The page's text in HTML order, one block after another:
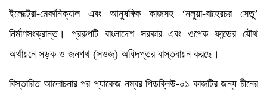
ইলেক্ট্রো-মেকানিক্যাল এবং আনুষঙ্গিক কাজসহ ‘নলুয়া-বাহেরচর সেতু’
নির্মাণসংক্রান্ত। প্রকল্পটি বাংলাদেশ সরকার এবং ওপেক ফান্ডের যৌথ
অর্থায়নে সড়ক ও জনপথ (সওজ) অধিদপ্তর বাস্তবায়ন করছে।
বিস্তারিত আলোচনার পর প্যাকেজ নম্বর পিডব্লিউ-০১ কাজটির জন্য চীনের